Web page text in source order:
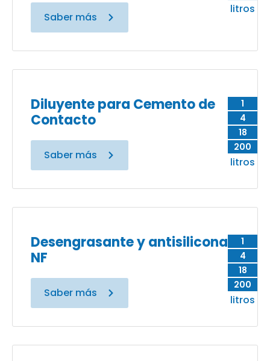
litros
Saber más
1
4
18
200
litros
Diluyente para Cemento de
Contacto
Saber más
1
4
18
200
litros
Desengrasante y antisilicona
NF
Saber más